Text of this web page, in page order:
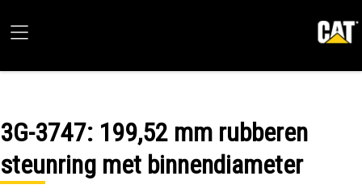
3G-3747: 199,52 mm rubberen
steunring met binnendiameter